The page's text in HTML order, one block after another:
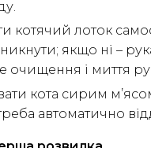
котячий лоток
якщо ні –
очищення і миття
кота сирим
автоматично